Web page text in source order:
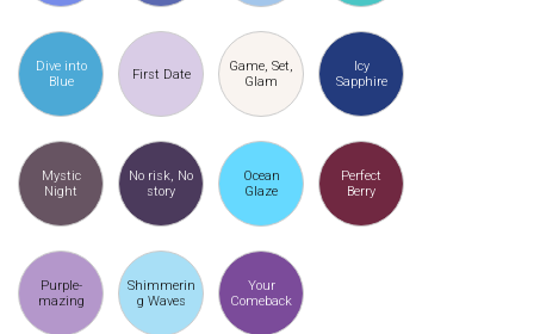
Dive into
Blue
First Date
Game, Set,
Glam
Icy
Sapphire
Mystic
Night
No risk, No
story
Ocean
Glaze
Perfect
Berry
Purple-
mazing
Shimmerin
g Waves
Your
Comeback